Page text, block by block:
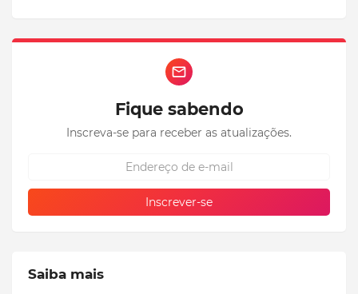
Fique sabendo
Inscreva-se para receber as atualizações.
Saiba mais